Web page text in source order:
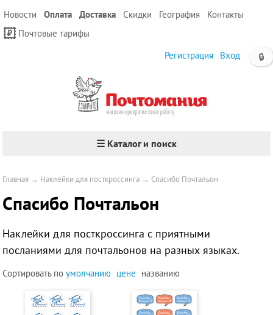
Новости Оплата Доставка Скидки География
Контакты
Почтовые тарифы
🔒
Регистрация Вход
☰ Каталог и поиск
Главная → Наклейки для посткроссинга → Спасибо Почтальон
Спасибо Почтальон
Наклейки для посткроссинга с приятными
посланиями для почтальонов на разных языках.
Сортировать поумолчанию цене названию